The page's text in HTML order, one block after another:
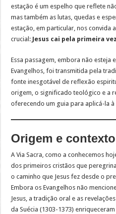
estação é um espelho que reflete
mas também as lutas, quedas e
estação, em particular, nos convida
crucial: Jesus cai pela primeira
Essa passagem, embora não esteja
Evangelhos, foi transmitida pela
fonte inesgotável de reflexão
origem, o significado teológico e a
oferecendo um guia para aplicá-la
Origem e
A Via Sacra, como a conhecemos
dos primeiros cristãos que
o caminho que Jesus fez desde o
Embora os Evangelhos não
Jesus, a tradição oral e as
da Suécia (1303-1373)